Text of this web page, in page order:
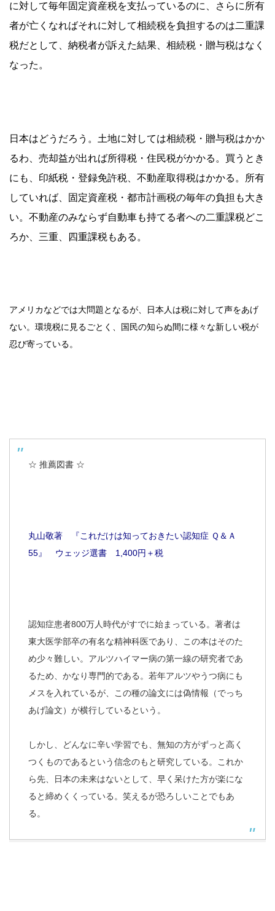
に対して毎年固定資産税を支払っているのに、さらに所有
者が亡くなればそれに対して相続税を負担するのは二重課
税だとして、納税者が訴えた結果、相続税・贈与税はなく
なった。
日本はどうだろう。土地に対しては相続税・贈与税はかか
るわ、売却益が出れば所得税・住民税がかかる。買うとき
にも、印紙税・登録免許税、不動産取得税はかかる。所有
していれば、固定資産税・都市計画税の毎年の負担も大き
い。不動産のみならず自動車も持てる者への二重課税どこ
ろか、三重、四重課税もある。
アメリカなどでは大問題となるが、日本人は税に対して声をあげ
ない。環境税に見るごとく、国民の知らぬ間に様々な新しい税が
忍び寄っている。
☆ 推薦図書 ☆
丸山敬著 『これだけは知っておきたい認知症 Ｑ＆Ａ
55』 ウェッジ選書 1,400円＋税
認知症患者800万人時代がすでに始まっている。著者は
東大医学部卒の有名な精神科医であり、この本はそのた
め少々難しい。アルツハイマー病の第一線の研究者であ
るため、かなり専門的である。若年アルツやうつ病にも
メスを入れているが、この種の論文には偽情報（でっち
あげ論文）が横行しているという。
しかし、どんなに辛い学習でも、無知の方がずっと高く
つくものであるという信念のもと研究している。これか
ら先、日本の未来はないとして、早く呆けた方が楽にな
ると締めくくっている。笑えるが恐ろしいことでもあ
る。